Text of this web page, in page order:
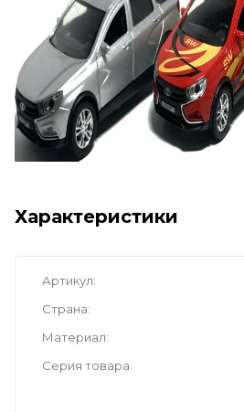
Характеристики
Артикул
Страна
Материал
Серия товара